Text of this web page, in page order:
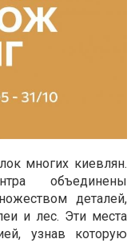
многих киевлян.
объединены
деталей,
и лес. Эти места
узнав которую